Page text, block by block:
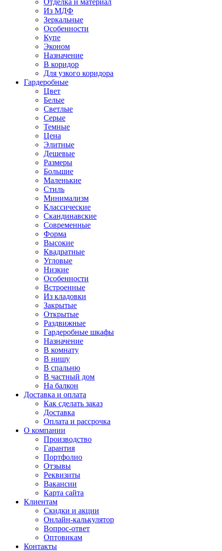
Отделка и материал
Из МДФ
Зеркальные
Особенности
Купе
Эконом
Назначение
В коридор
Для узкого коридора
Гардеробные
Цвет
Белые
Светлые
Серые
Темные
Цена
Элитные
Дешевые
Размеры
Большие
Маленькие
Стиль
Минимализм
Классические
Скандинавские
Современные
Форма
Высокие
Квадратные
Угловые
Низкие
Особенности
Встроенные
Из кладовки
Закрытые
Открытые
Раздвижные
Гардеробные шкафы
Назначение
В комнату
В нишу
В спальню
В частный дом
На балкон
Доставка и оплата
Как сделать заказ
Доставка
Оплата и рассрочка
О компании
Производство
Гарантия
Портфолио
Отзывы
Реквизиты
Вакансии
Карта сайта
Клиентам
Скидки и акции
Онлайн-калькулятор
Вопрос-ответ
Оптовикам
Контакты